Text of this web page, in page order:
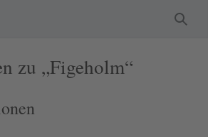
zu „Figeholm“